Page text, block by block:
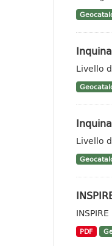
Livello
Livello
PDF